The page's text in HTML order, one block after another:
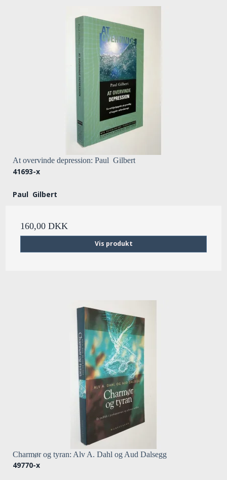
At overvinde depression: Paul Gilbert
41693-x
Paul Gilbert
160,00 DKK
Vis produkt
Charmør og tyran: Alv A. Dahl og Aud Dalsegg
49770-x